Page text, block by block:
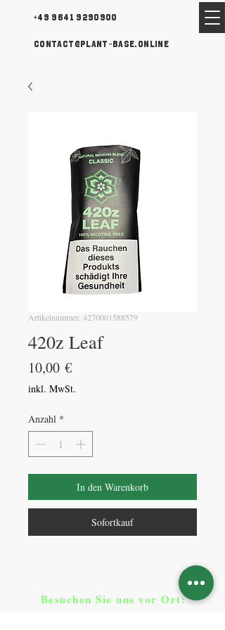
+49 9641 9290900
contact@plant-base.online
Artikelnummer: 4270001588579
420z Leaf
10,00 €Preis
inkl. MwSt.
Anzahl *
In den Warenkorb
Sofortkauf
Besuchen Sie uns vor Ort​:
Klicken Sie auf Standorte